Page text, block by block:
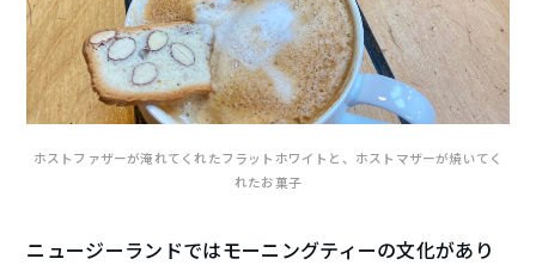
ホストファザーが淹れてくれたフラットホワイトと、ホストマザーが焼いてく
れたお菓子
ニュージーランドではモーニングティーの文化があり